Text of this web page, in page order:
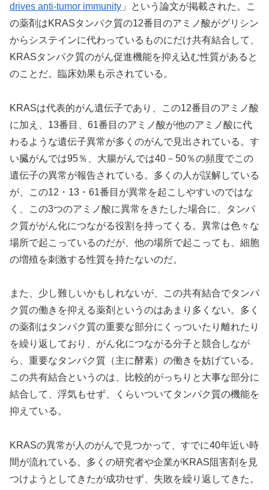
drives anti-tumor immunity 」という論文が掲載された。こ
の薬剤はKRASタンパク質の12番目のアミノ酸がグリシン
からシステインに代わっているものにだけ共有結合して、
KRASタンパク質のがん促進機能を抑え込む性質があると
のことだ。臨床効果も示されている。
KRASは代表的がん遺伝子であり、この12番目のアミノ酸
に加え、13番目、61番目のアミノ酸が他のアミノ酸に代
わるような遺伝子異常が多くのがんで見出されている。す
い臓がんでは95％、大腸がんでは40－50％の頻度でこの
遺伝子の異常が報告されている。多くの人が誤解している
が、この12・13・61番目が異常を起こしやすいのではな
く、この3つのアミノ酸に異常をきたした場合に、タンパ
ク質ががん化につながる役割を持ってくる。異常は色々な
場所で起こっているのだが、他の場所で起こっても、細胞
の増殖を刺激する性質を持たないのだ。
また、少し難しいかもしれないが、この共有結合でタンパ
ク質の働きを抑える薬剤というのはあまり多くない。多く
の薬剤はタンパク質の重要な部分にくっついたり離れたり
を繰り返しており、がん化につながる分子と競合しなが
ら、重要なタンパク質（主に酵素）の働きを妨げている。
この共有結合というのは、比較的がっちりと大事な部分に
結合して、浮気もせず、くらいついてタンパク質の機能を
抑えている。
KRASの異常が人のがんで見つかって、すでに40年近い時
間が流れている。多くの研究者や企業がKRAS阻害剤を見
つけようとしてきたが成功せず、失敗を繰り返してきた。